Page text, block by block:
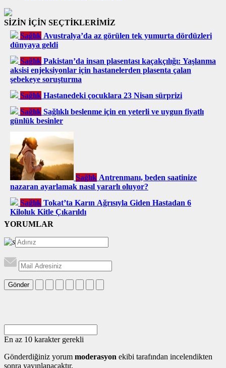
SİZİN İÇİN SEÇTİKLERİMİZ
Sağlık Avustralya’da az görülen tek yumurta dördüzleri
dünyaya geldi
Sağlık Pakistan’da insan plasentası kaçakçılığı: Yaşlanma
aksisi enjeksiyonlar için hastanelerden plasenta çalan
şebekeye soruşturma
Sağlık Hastanedeki çocuklara 23 Nisan sürprizi
Sağlık Sağlıklı beslenme için en yeterli ve uygun fiyatlı
günlük besinler
Sağlık Antrenmanı, beden saatinize
nazaran ayarlamak nasıl yararlı oluyor?
Sağlık Tokat’ta Karın Ağrısıyla Giden Hastadan 6
Kiloluk Kitle Çıkarıldı
YORUMLAR
Gönder
En az 10 karakter gerekli
Gönderdiğiniz yorum moderasyon ekibi tarafından incelendikten
sonra yayınlanacaktır.